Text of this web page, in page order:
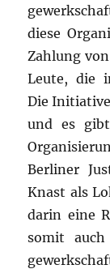
diese
Zahlung
Leute, die
Die
und es
Berliner
Knast als
darin eine
somit auch